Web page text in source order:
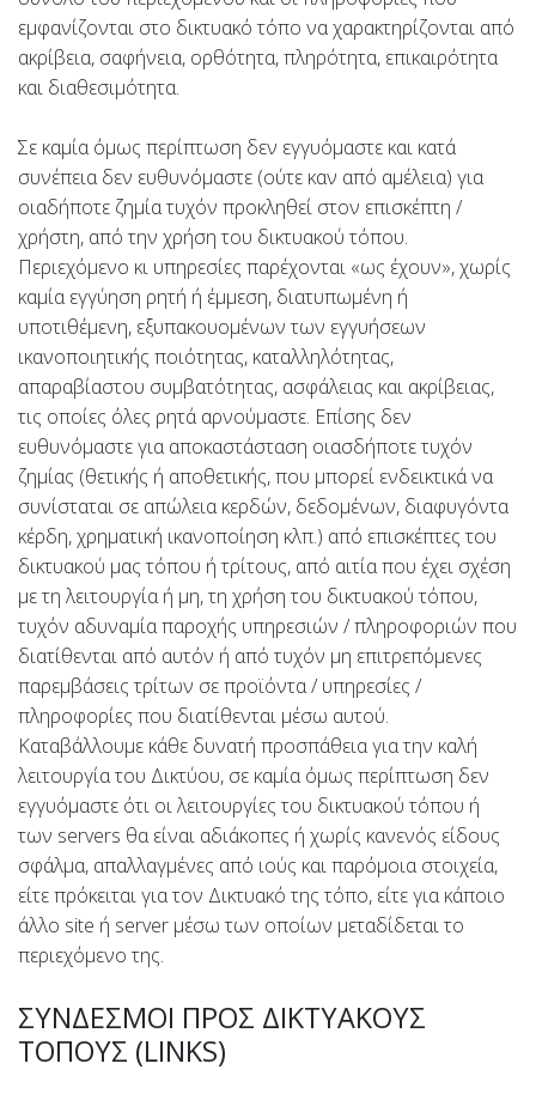
εμφανίζονται στο δικτυακό τόπο να χαρακτηρίζονται από
ακρίβεια, σαφήνεια, ορθότητα, πληρότητα, επικαιρότητα
και διαθεσιμότητα.
Σε καμία όμως περίπτωση δεν εγγυόμαστε και κατά
συνέπεια δεν ευθυνόμαστε (ούτε καν από αμέλεια) για
οιαδήποτε ζημία τυχόν προκληθεί στον επισκέπτη /
χρήστη, από την χρήση του δικτυακού τόπου.
Περιεχόμενο κι υπηρεσίες παρέχονται «ως έχουν», χωρίς
καμία εγγύηση ρητή ή έμμεση, διατυπωμένη ή
υποτιθέμενη, εξυπακουομένων των εγγυήσεων
ικανοποιητικής ποιότητας, καταλληλότητας,
απαραβίαστου συμβατότητας, ασφάλειας και ακρίβειας,
τις οποίες όλες ρητά αρνούμαστε. Επίσης δεν
ευθυνόμαστε για αποκαστάσταση οιασδήποτε τυχόν
ζημίας (θετικής ή αποθετικής, που μπορεί ενδεικτικά να
συνίσταται σε απώλεια κερδών, δεδομένων, διαφυγόντα
κέρδη, χρηματική ικανοποίηση κλπ.) από επισκέπτες του
δικτυακού μας τόπου ή τρίτους, από αιτία που έχει σχέση
με τη λειτουργία ή μη, τη χρήση του δικτυακού τόπου,
τυχόν αδυναμία παροχής υπηρεσιών / πληροφοριών που
διατίθενται από αυτόν ή από τυχόν μη επιτρεπόμενες
παρεμβάσεις τρίτων σε προϊόντα / υπηρεσίες /
πληροφορίες που διατίθενται μέσω αυτού.
Καταβάλλουμε κάθε δυνατή προσπάθεια για την καλή
λειτουργία του Δικτύου, σε καμία όμως περίπτωση δεν
εγγυόμαστε ότι οι λειτουργίες του δικτυακού τόπου ή
των servers θα είναι αδιάκοπες ή χωρίς κανενός είδους
σφάλμα, απαλλαγμένες από ιούς και παρόμοια στοιχεία,
είτε πρόκειται για τον Δικτυακό της τόπο, είτε για κάποιο
άλλο site ή server μέσω των οποίων μεταδίδεται το
περιεχόμενο της.
ΣΥΝΔΕΣΜΟΙ ΠΡΟΣ ΔΙΚΤΥΑΚΟΥΣ
ΤΟΠΟΥΣ (LINKS)